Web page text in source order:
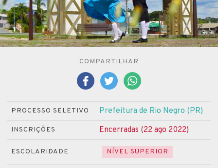
COMPARTILHAR
PROCESSO SELETIVO Prefeitura de Rio Negro (PR)
INSCRIÇÕES Encerradas (22 ago 2022)
ESCOLARIDADE NÍVEL SUPERIOR